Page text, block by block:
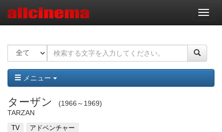
ナ
ビ
ー
ョ
ン
メニュー
ターザン
1966～1969
TARZAN
TV アドベンチャー